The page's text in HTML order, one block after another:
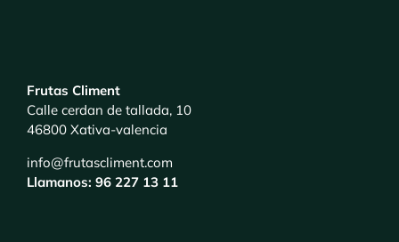
Frutas Climent
Calle cerdan de tallada, 10
46800 Xativa-valencia
info@frutascliment.com
Llamanos: 96 227 13 11